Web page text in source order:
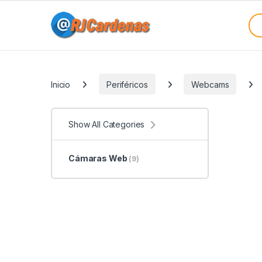
Inicio Periféricos Webcams
Show All Categories
Cámaras Web (9)